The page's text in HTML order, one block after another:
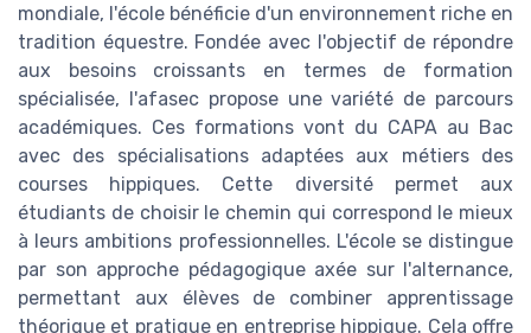
mondiale, l'école bénéficie d'un environnement riche en
tradition équestre. Fondée avec l'objectif de répondre
aux besoins croissants en termes de formation
spécialisée, l'afasec propose une variété de parcours
académiques. Ces formations vont du CAPA au Bac
avec des spécialisations adaptées aux métiers des
courses hippiques. Cette diversité permet aux
étudiants de choisir le chemin qui correspond le mieux
à leurs ambitions professionnelles. L'école se distingue
par son approche pédagogique axée sur l'alternance,
permettant aux élèves de combiner apprentissage
théorique et pratique en entreprise hippique. Cela offre